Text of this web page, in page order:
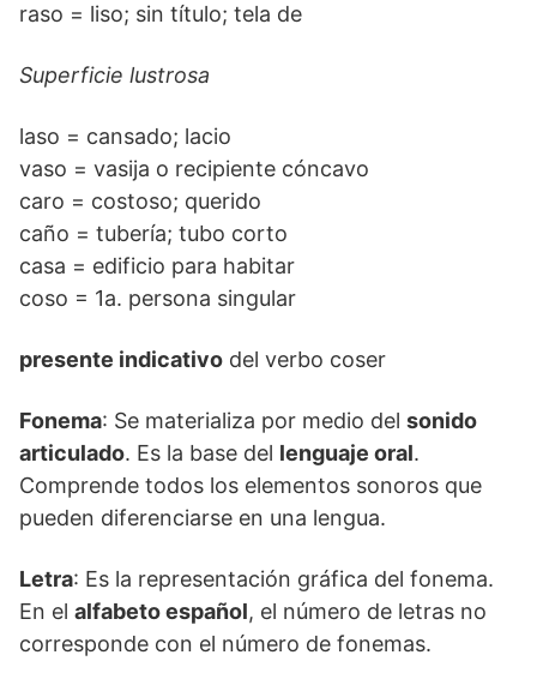
raso = liso; sin título; tela de
Superficie lustrosa
laso = cansado; lacio
vaso = vasija o recipiente cóncavo
caro = costoso; querido
caño = tubería; tubo corto
casa = edificio para habitar
coso = 1a. persona singular
presente indicativo del verbo coser
Fonema: Se materializa por medio del sonido
articulado. Es la base del lenguaje oral.
Comprende todos los elementos sonoros que
pueden diferenciarse en una lengua.
Letra: Es la representación gráfica del fonema.
En el alfabeto español, el número de letras no
corresponde con el número de fonemas.